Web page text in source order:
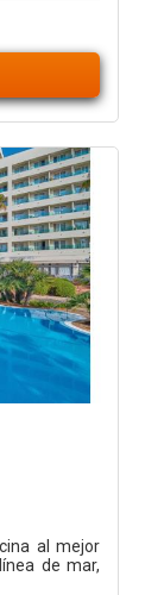
al mejor
de mar,